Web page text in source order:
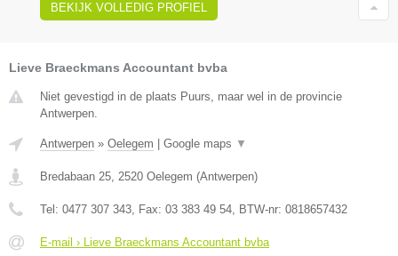
BEKIJK VOLLEDIG PROFIEL
Lieve Braeckmans Accountant bvba
Niet gevestigd in de plaats Puurs, maar wel in de provincie
Antwerpen.
Antwerpen » Oelegem Google maps ▼
Bredabaan 25, 2520 Oelegem (Antwerpen)
Tel: 0477 307 343, Fax: 03 383 49 54, BTW-nr: 0818657432
E-mail › Lieve Braeckmans Accountant bvba